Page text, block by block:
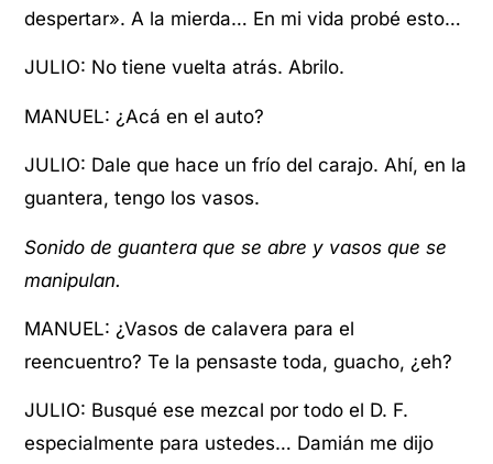
despertar». A la mierda… En mi vida probé esto…
JULIO: No tiene vuelta atrás. Abrilo.
MANUEL: ¿Acá en el auto?
JULIO: Dale que hace un frío del carajo. Ahí, en la
guantera, tengo los vasos.
Sonido de guantera que se abre y vasos que se
manipulan.
MANUEL: ¿Vasos de calavera para el
reencuentro? Te la pensaste toda, guacho, ¿eh?
JULIO: Busqué ese mezcal por todo el D. F.
especialmente para ustedes… Damián me dijo